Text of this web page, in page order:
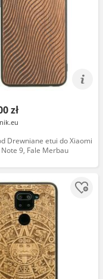
zł
Drewniane etui do Xiaomi
Note 9, Fale Merbau